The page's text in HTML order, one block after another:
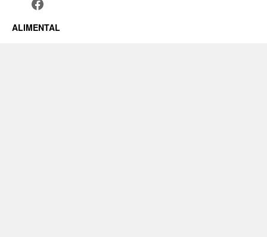
ALIMENTAL